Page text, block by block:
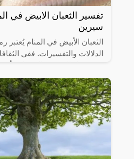
تفسير الثعبان الابيض في
سيرين
الثعبان الأبيض في المنام يُعتبر
الدلالات والتفسيرات. ففي
وتغييرات في الحياة.